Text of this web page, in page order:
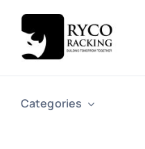
Skip
content
Categories